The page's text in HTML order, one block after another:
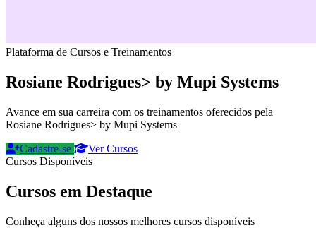
Plataforma de Cursos e Treinamentos
Rosiane Rodrigues> by Mupi Systems
Avance em sua carreira com os treinamentos oferecidos pela
Rosiane Rodrigues> by Mupi Systems
Cadastre-se
Ver Cursos
Cursos Disponíveis
Cursos em Destaque
Conheça alguns dos nossos melhores cursos disponíveis